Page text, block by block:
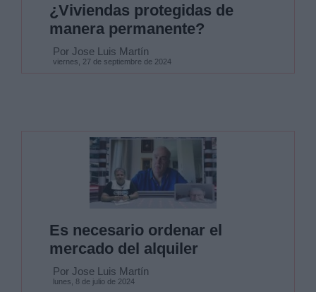
¿Viviendas protegidas de
manera permanente?
Por Jose Luis Martín
viernes, 27 de septiembre de 2024
Es necesario ordenar el
mercado del alquiler
Por Jose Luis Martín
lunes, 8 de julio de 2024